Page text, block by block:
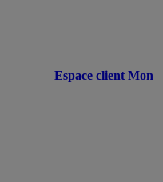
Espace client Mon